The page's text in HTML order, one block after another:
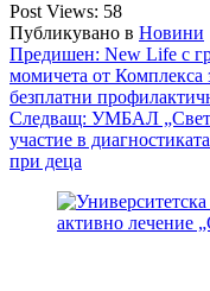
Post Views: 58
Публикувано в Новини
Навигация
Предишен: New Life с
момичета от Комплекса
безплатни
Следващ: УМБАЛ
участие в
при деца